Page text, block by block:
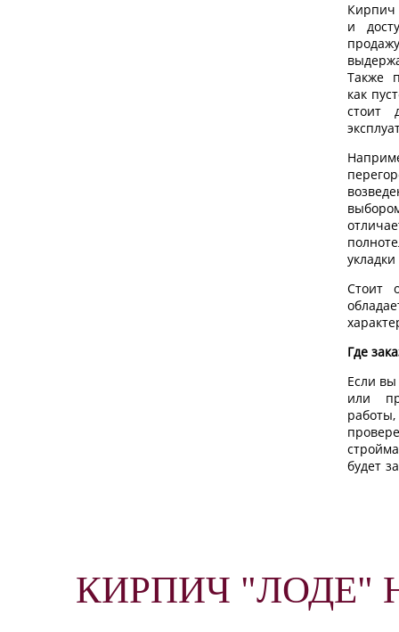
Кирпич
и
Также
как
стоит
Стоит
Где
Если вы
или
будет
КИРПИЧ "ЛОДЕ"